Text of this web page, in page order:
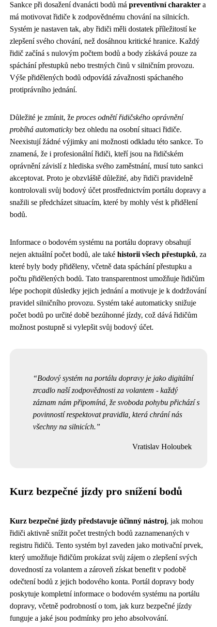
Sankce při dosažení dvanácti bodů má preventivní charakter a
má motivovat řidiče k zodpovědnému chování na silnicích.
Systém je nastaven tak, aby řidiči měli dostatek příležitostí ke
zlepšení svého chování, než dosáhnou kritické hranice. Každý
řidič začíná s nulovým počtem bodů a body získává pouze za
spáchání přestupků nebo trestných činů v silničním provozu.
Výše přidělených bodů odpovídá závažnosti spáchaného
protiprávního jednání.
Důležité je zmínit, že proces odnětí řidičského oprávnění
probíhá automaticky bez ohledu na osobní situaci řidiče.
Neexistují žádné výjimky ani možnosti odkladu této sankce. To
znamená, že i profesionální řidiči, kteří jsou na řidičském
oprávnění závislí z hlediska svého zaměstnání, musí tuto sankci
akceptovat. Proto je obzvláště důležité, aby řidiči pravidelně
kontrolovali svůj bodový účet prostřednictvím portálu dopravy a
snažili se předcházet situacím, které by mohly vést k přidělení
bodů.
Informace o bodovém systému na portálu dopravy obsahují
nejen aktuální počet bodů, ale také historii všech přestupků, za
které byly body přiděleny, včetně data spáchání přestupku a
počtu přidělených bodů. Tato transparentnost umožňuje řidičům
lépe pochopit důsledky jejich jednání a motivuje je k dodržování
pravidel silničního provozu. Systém také automaticky snižuje
počet bodů po určité době bezúhonné jízdy, což dává řidičům
možnost postupně si vylepšit svůj bodový účet.
Bodový systém na portálu dopravy je jako digitální
zrcadlo naší zodpovědnosti za volantem - každý
záznam nám připomíná, že svoboda pohybu přichází s
povinností respektovat pravidla, která chrání nás
všechny na silnicích.
Vratislav Holoubek
Kurz bezpečné jízdy pro snížení bodů
Kurz bezpečné jízdy představuje účinný nástroj, jak mohou
řidiči aktivně snížit počet trestných bodů zaznamenaných v
registru řidičů. Tento systém byl zaveden jako motivační prvek,
který umožňuje řidičům prokázat svůj zájem o zlepšení svých
dovedností za volantem a zároveň získat benefit v podobě
odečtení bodů z jejich bodového konta. Portál dopravy body
poskytuje kompletní informace o bodovém systému na portálu
dopravy, včetně podrobností o tom, jak kurz bezpečné jízdy
funguje a jaké jsou podmínky pro jeho absolvování.